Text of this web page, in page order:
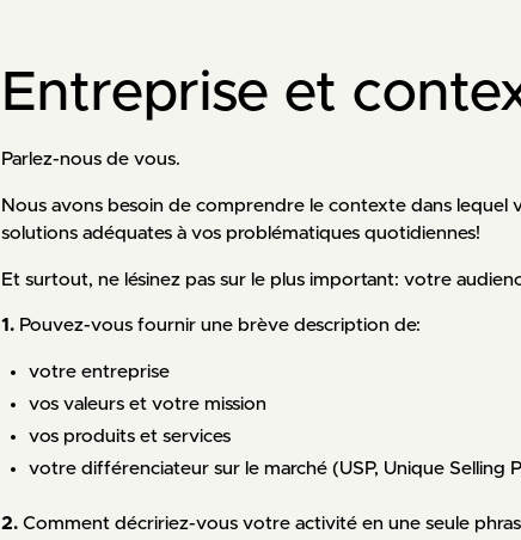
Entreprise et
Parlez-nous de vous.
Nous avons besoin de comprendre le contexte dans
solutions adéquates à vos problématiques quotidiennes!
Et surtout, ne lésinez pas sur le plus important: votre
1.Pouvez-vous fournir une brève description de:
votre entreprise
vos valeurs et votre mission
vos produits et services
votre différenciateur sur le marché (USP, Unique Selling
2.Comment décririez-vous votre activité en une seule